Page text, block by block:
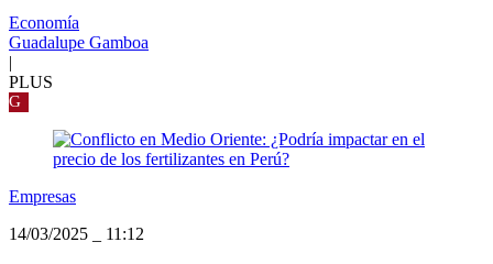
Economía
Guadalupe Gamboa
|
PLUS
G
Empresas
14/03/2025
11:12